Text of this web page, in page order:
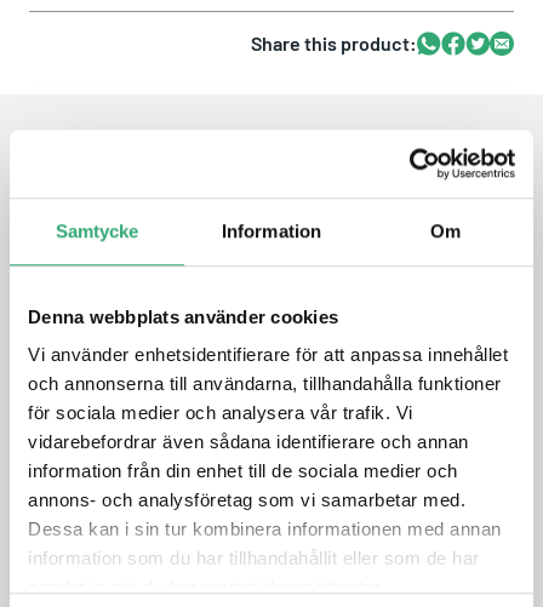
Samtycke Information Om
Denna webbplats använder cookies
Vi använder enhetsidentifierare för att anpassa innehållet
och annonserna till användarna, tillhandahålla funktioner
för sociala medier och analysera vår trafik. Vi
vidarebefordrar även sådana identifierare och annan
information från din enhet till de sociala medier och
annons- och analysföretag som vi samarbetar med.
Dessa kan i sin tur kombinera informationen med annan
information som du har tillhandahållit eller som de har
Share this product:Whatsapp
Facebook
Twitter
Email
Supports Hardware GPIO and Software Triggering
Reserved GPIO Pins to Accommodate your System
Design
DATASHEET
PRODUCT INQUIRY